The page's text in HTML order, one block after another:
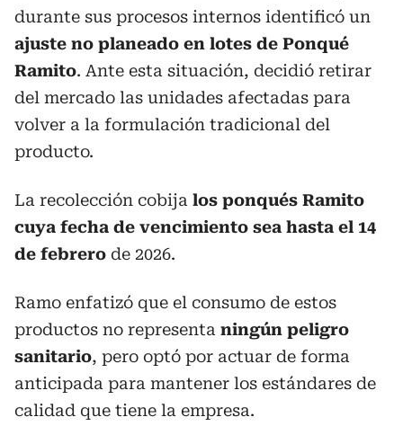
durante sus procesos internos identificó un
ajuste no planeado en lotes de Ponqué
Ramito. Ante esta situación, decidió retirar
del mercado las unidades afectadas para
volver a la formulación tradicional del
producto.
La recolección cobija los ponqués Ramito
cuya fecha de vencimiento sea hasta el 14
de febrero de 2026.
Ramo enfatizó que el consumo de estos
productos no representa ningún peligro
sanitario, pero optó por actuar de forma
anticipada para mantener los estándares de
calidad que tiene la empresa.